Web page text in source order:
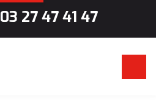
03 27 47 41 47